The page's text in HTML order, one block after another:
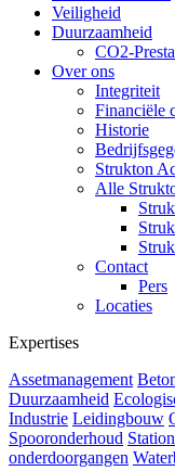
Veiligheid
Duurzaamheid
CO2-
Over ons
Integriteit
Financiële
Historie
Strukton
Alle
Contact
Pers
Locaties
Expertises
Assetmanagement
Duurzaamheid
Industrie Leidingbouw
Spooronderhoud
onderdoorgangen